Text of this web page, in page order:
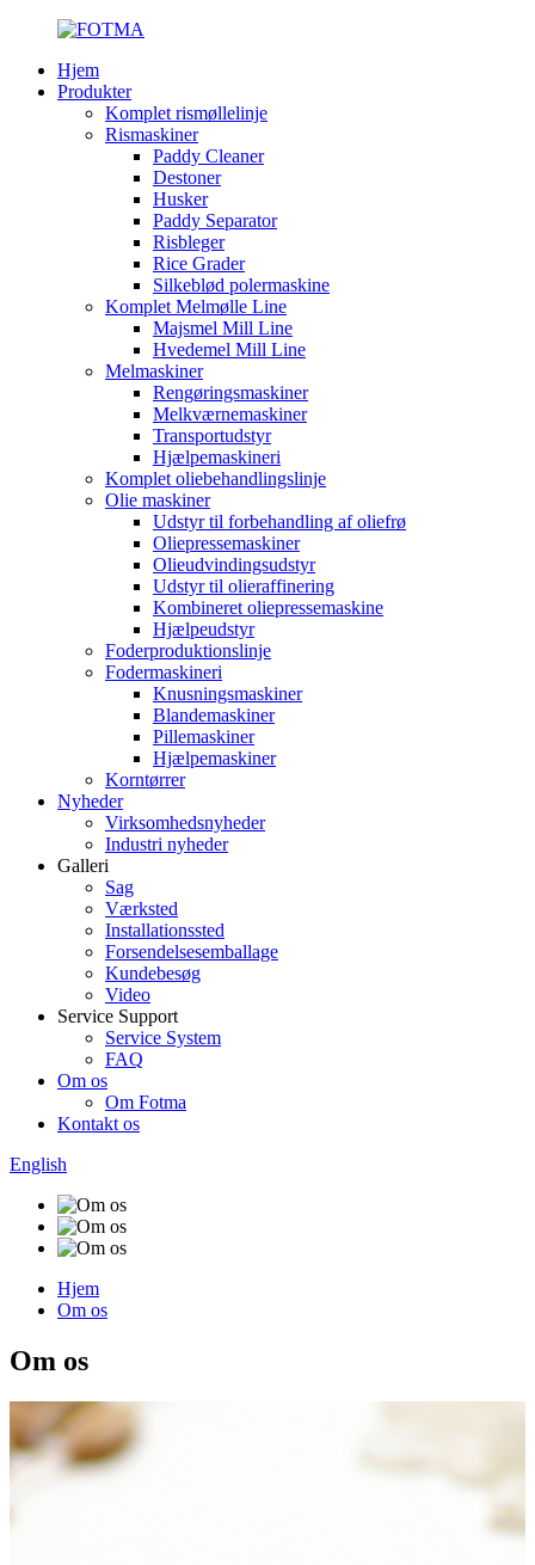
Hjem
Produkter
Komplet rismøllelinje
Rismaskiner
Paddy Cleaner
Destoner
Husker
Paddy Separator
Risbleger
Rice Grader
Silkeblød polermaskine
Komplet Melmølle Line
Majsmel Mill Line
Hvedemel Mill Line
Melmaskiner
Rengøringsmaskiner
Melkværnemaskiner
Transportudstyr
Hjælpemaskineri
Komplet oliebehandlingslinje
Olie maskiner
Udstyr til forbehandling af oliefrø
Oliepressemaskiner
Olieudvindingsudstyr
Udstyr til olieraffinering
Kombineret oliepressemaskine
Hjælpeudstyr
Foderproduktionslinje
Fodermaskineri
Knusningsmaskiner
Blandemaskiner
Pillemaskiner
Hjælpemaskiner
Korntørrer
Nyheder
Virksomhedsnyheder
Industri nyheder
Galleri
Sag
Værksted
Installationssted
Forsendelsesemballage
Kundebesøg
Video
Service Support
Service System
FAQ
Om os
Om Fotma
Kontakt os
English
Hjem
Om os
Om os